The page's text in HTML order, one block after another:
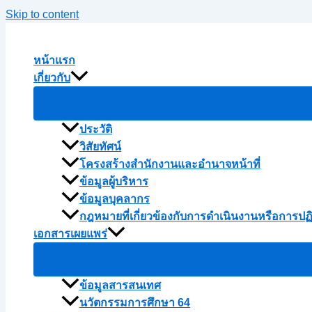
Skip to content
หน้าแรก
เกี่ยวกับ
ประวัติ
วิสัยทัศน์
โครงสร้างสำนักงานและอำนาจหน้าที่
ข้อมูลผู้บริหาร
ข้อมูลบุคลากร
กฎหมายที่เกี่ยวข้องกับการดำเนินงานหรือการป
เอกสารเผยแพร่
ข้อมูลสารสนเทศ
นวัตกรรมการศึกษา 64